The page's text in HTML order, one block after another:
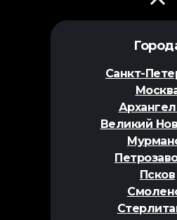
Санкт-
Великий
Псков